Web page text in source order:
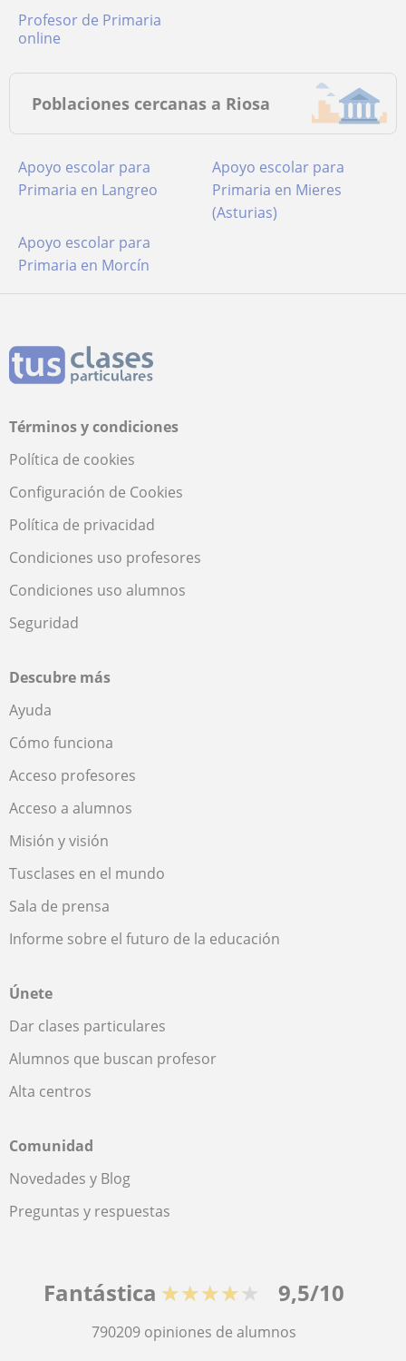
Profesor de Primaria
online
Poblaciones cercanas a Riosa
Apoyo escolar para
Primaria en Langreo
Apoyo escolar para
Primaria en Mieres
(Asturias)
Apoyo escolar para
Primaria en Morcín
Términos y condiciones
Política de cookies
Configuración de Cookies
Política de privacidad
Condiciones uso profesores
Condiciones uso alumnos
Seguridad
Descubre más
Ayuda
Cómo funciona
Acceso profesores
Acceso a alumnos
Misión y visión
Tusclases en el mundo
Sala de prensa
Informe sobre el futuro de la educación
Únete
Dar clases particulares
Alumnos que buscan profesor
Alta centros
Comunidad
Novedades y Blog
Preguntas y respuestas
Fantástica ★★★★★ 9,5/10
790209 opiniones de alumnos